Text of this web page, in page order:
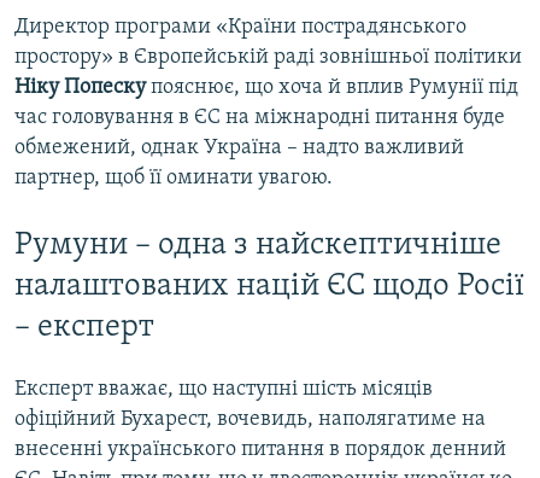
Директор програми «Країни пострадянського
простору» в Європейській раді зовнішньої політики
Ніку Попескупояснює, що хоча й вплив Румунії під
час головування в ЄС на міжнародні питання буде
обмежений, однак Україна – надто важливий
партнер, щоб її оминати увагою.
Румуни – одна з найскептичніше
налаштованих націй ЄС щодо Росії
– експерт
Експерт вважає, що наступні шість місяців
офіційний Бухарест, вочевидь, наполягатиме на
внесенні українського питання в порядок денний